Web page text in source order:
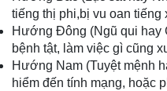
tiếng thị phi,bị vu oan
Hướng Đông (Ngũ qui hay
bệnh tật, làm việc gì cũng
Hướng Nam (Tuyệt mệnh
hiểm đến tính mạng, hoặc